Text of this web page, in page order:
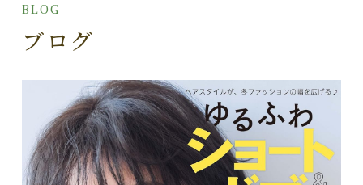
BLOG
ブログ